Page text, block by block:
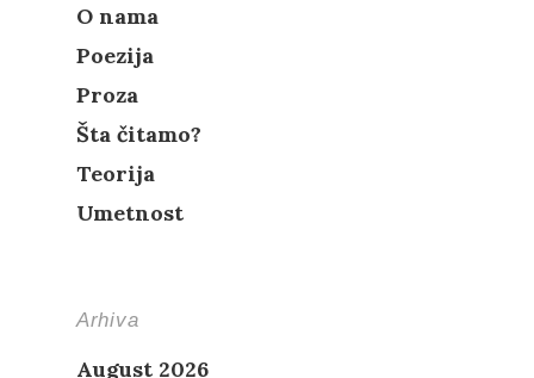
O nama
Poezija
Proza
Šta čitamo?
Teorija
Umetnost
Arhiva
August 2026